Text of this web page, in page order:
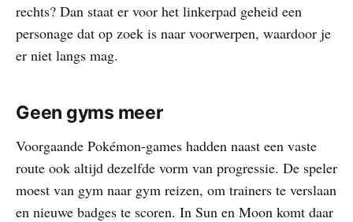
rechts? Dan staat er voor het linkerpad geheid een
personage dat op zoek is naar voorwerpen, waardoor je
er niet langs mag.
Geen gyms meer
Voorgaande Pokémon-games hadden naast een vaste
route ook altijd dezelfde vorm van progressie. De speler
moest van gym naar gym reizen, om trainers te verslaan
en nieuwe badges te scoren. In Sun en Moon komt daar